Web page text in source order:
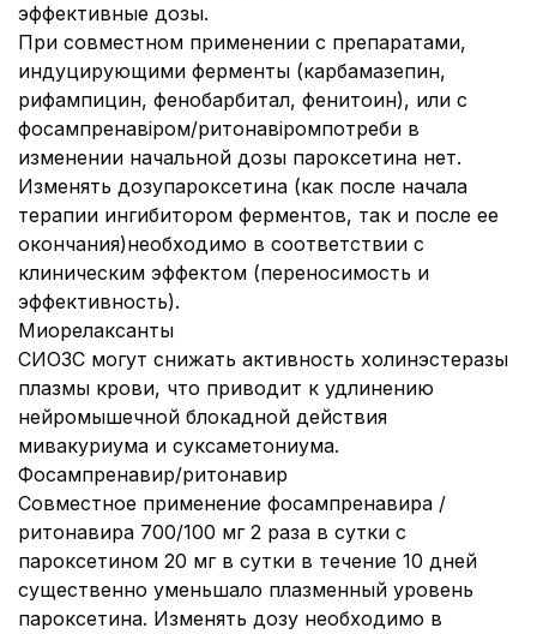
эффективные дозы.
При совместном применении с препаратами,
индуцирующими ферменты (карбамазепин,
рифампицин, фенобарбитал, фенитоин), или с
фосампренавіром/ритонавіромпотреби в
изменении начальной дозы пароксетина нет.
Изменять дозупароксетина (как после начала
терапии ингибитором ферментов, так и после ее
окончания)необходимо в соответствии с
клиническим эффектом (переносимость и
эффективность).
Миорелаксанты
СИОЗС могут снижать активность холинэстеразы
плазмы крови, что приводит к удлинению
нейромышечной блокадной действия
мивакуриума и суксаметониума.
Фосампренавир/ритонавир
Совместное применение фосампренавира /
ритонавира 700/100 мг 2 раза в сутки с
пароксетином 20 мг в сутки в течение 10 дней
существенно уменьшало плазменный уровень
пароксетина. Изменять дозу необходимо в